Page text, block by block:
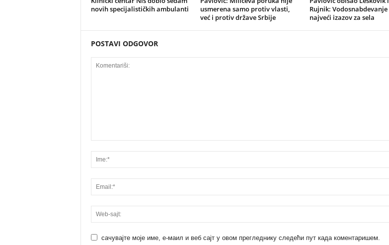
novih specijalističkih ambulanti
usmerena samo protiv vlasti,
već i protiv države Srbije
Rujnik: Vodosnabdevanje
najveći izazov za sela
POSTAVI ODGOVOR
сачувајте моје име, е-маил и веб сајт у овом прегледнику следећи пут када коментаришем.